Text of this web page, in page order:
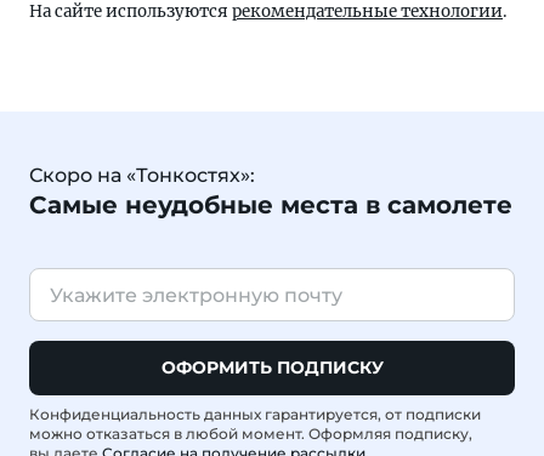
На сайте используются рекомендательные технологии.
Скоро на «Тонкостях»:
Самые неудобные места в самолете
ОФОРМИТЬ ПОДПИСКУ
Конфиденциальность данных гарантируется, от подписки
можно отказаться в любой момент. Оформляя подписку,